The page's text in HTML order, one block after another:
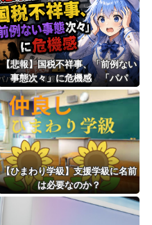
日本旅行キャンセルすべきか…1万年ぶり史上最大級の火山の兆し＝韓国の反応
海外「おめでとうタキ！」リヴァプール南野がバースデーゴール！！
Powered by livedoor 相互RSS
【悲報】国税不祥事、「前例ない
事態次々」に危機感 「パパ
活」、情報漏えいも
【ひまわり学級】支援学級に名前
は必要なのか？